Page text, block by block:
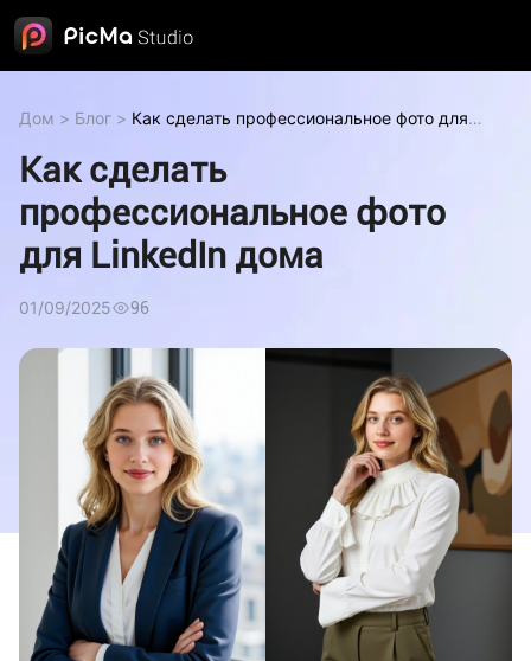
Дом > Блог > Как сделать профессиональное фото для
Как сделать
профессиональное фото
для LinkedIn дома
01/09/2025 96